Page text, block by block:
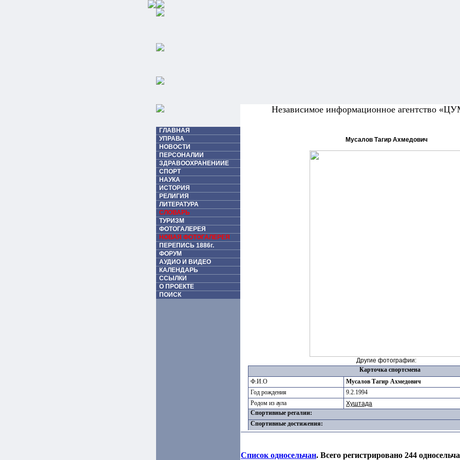
Независимое информационное агентство
ГЛАВНАЯ
УПРАВА
НОВОСТИ
ПЕРСОНАЛИИ
ЗДРАВООХРАНЕНИИЕ
СПОРТ
НАУКА
ИСТОРИЯ
РЕЛИГИЯ
ЛИТЕРАТУРА
СЛОВАРЬ
ТУРИЗМ
ФОТОГАЛЕРЕЯ
НОВАЯ ФОТОГАЛЕРЕЯ
ПЕРЕПИСЬ 1886г.
ФОРУМ
АУДИО И ВИДЕО
КАЛЕНДАРЬ
ССЫЛКИ
О ПРОЕКТЕ
ПОИСК
Мусалов Тагир Ахмедович
Другие фотографии:
Карточка спортсмена
Ф.И.О
Мусалов Тагир Ахмедович
Год рождения
9.2.1994
Родом из аула
Хуштада
Спортивные регалии:
Спортивные достижения:
Список односельчан. Всего регистрировано 244